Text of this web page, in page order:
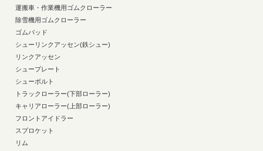
運搬車・作業機用ゴムクローラー
除雪機用ゴムクローラー
ゴムパッド
シューリンクアッセン(鉄シュー)
リンクアッセン
シュープレート
シューボルト
トラックローラー(下部ローラー)
キャリアローラー(上部ローラー)
フロントアイドラー
スプロケット
リム